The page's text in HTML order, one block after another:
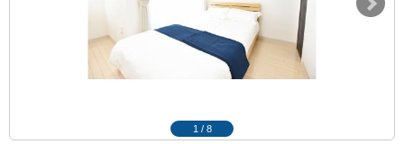
1 / 8